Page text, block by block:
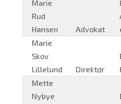
Marie
Rud
Hansen
Advokat
Marie
Skov
Lillelund
Direktør
Mette
Nybye